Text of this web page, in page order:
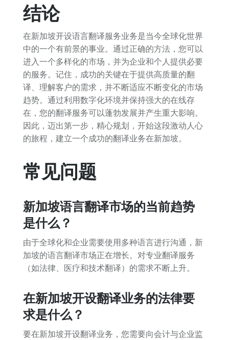
结论
在新加坡开设语言翻译服务业务是当今全球化世界
中的一个有前景的事业。通过正确的方法，您可以
进入一个多样化的市场，并为企业和个人提供必要
的服务。记住，成功的关键在于提供高质量的翻
译、理解客户的需求，并不断适应不断变化的市场
趋势。通过利用数字化环境并保持强大的在线存
在，您的翻译服务可以蓬勃发展并产生重大影响。
因此，迈出第一步，精心规划，开始这段激动人心
的旅程，建立一个成功的翻译业务在新加坡。
常见问题
新加坡语言翻译市场的当前趋势
是什么？
由于全球化和企业需要使用多种语言进行沟通，新
加坡的语言翻译市场正在增长。对专业翻译服务
（如法律、医疗和技术翻译）的需求不断上升。
在新加坡开设翻译业务的法律要
求是什么？
要在新加坡开设翻译业务，您需要向会计与企业监